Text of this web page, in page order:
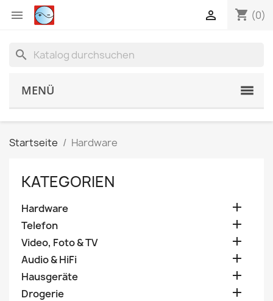
 shopping_cart (0)

search
MENÜ
Startseite Hardware
KATEGORIEN
Hardware 
Telefon 
Video, Foto & TV 
Audio & HiFi 
Hausgeräte 
Drogerie 